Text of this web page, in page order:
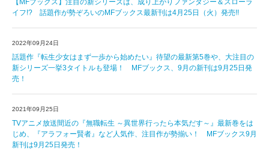
イフ!? 話題作が勢ぞろいのMFブックス最新刊は4月25日（火）発売!!
2022年09月24日
話題作『転生少女はまず一歩から始めたい』待望の最新第5巻や、大注目の
新シリーズ一挙3タイトルも登場！ MFブックス、9月の新刊は9月25日発
売！
2021年09月25日
TVアニメ放送間近の『無職転生 ～異世界行ったら本気だす～』最新巻をは
じめ、『アラフォー賢者』など人気作、注目作が勢揃い！ MFブックス9月
新刊は9月25日発売！